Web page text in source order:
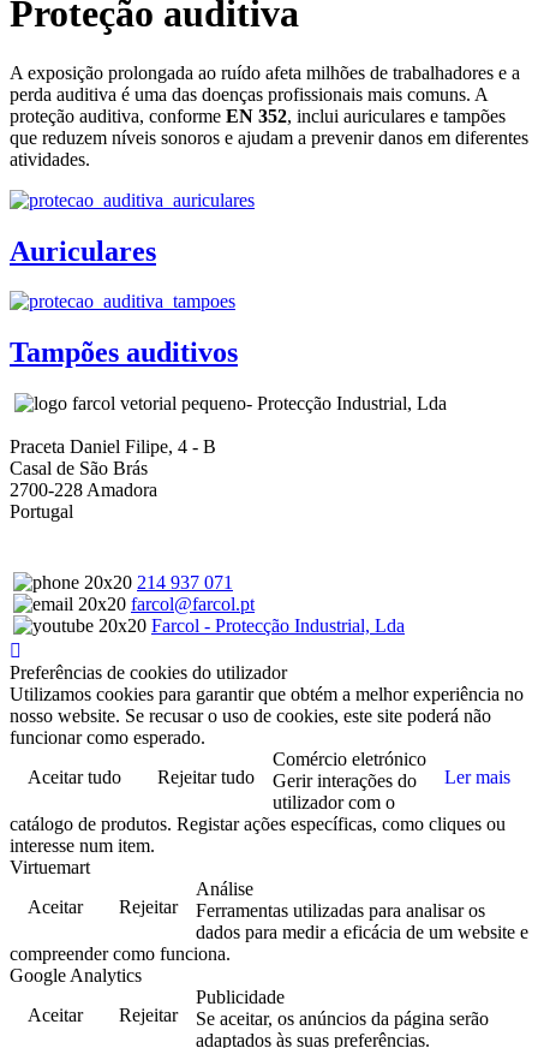
Proteção auditiva
A exposição prolongada ao ruído afeta milhões de trabalhadores e a
perda auditiva é uma das doenças profissionais mais comuns. A
proteção auditiva, conforme EN 352, inclui auriculares e tampões
que reduzem níveis sonoros e ajudam a prevenir danos em diferentes
atividades.
Auriculares
Tampões auditivos
- Protecção Industrial, Lda
Praceta Daniel Filipe, 4 - B
Casal de São Brás
2700-228 Amadora
Portugal
214 937 071
farcol@farcol.pt
Farcol - Protecção Industrial, Lda
Preferências de cookies do utilizador
Utilizamos cookies para garantir que obtém a melhor experiência no
nosso website. Se recusar o uso de cookies, este site poderá não
funcionar como esperado.
Aceitar tudo
Rejeitar tudo Ler mais
Comércio eletrónico
Gerir interações do
utilizador com o
catálogo de produtos. Registar ações específicas, como cliques ou
interesse num item.
Virtuemart
Aceitar
Rejeitar
Análise
Ferramentas utilizadas para analisar os
dados para medir a eficácia de um website e
compreender como funciona.
Google Analytics
Aceitar
Rejeitar
Publicidade
Se aceitar, os anúncios da página serão
adaptados às suas preferências.